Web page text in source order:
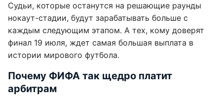
Судьи, которые останутся на решающие раунды
нокаут-стадии, будут зарабатывать больше с
каждым следующим этапом. А тех, кому доверят
финал 19 июля, ждет самая большая выплата в
истории мирового футбола.
Почему ФИФА так щедро платит
арбитрам